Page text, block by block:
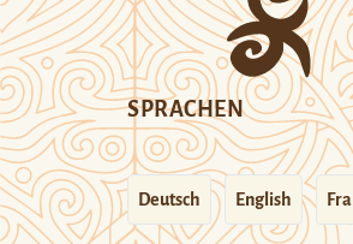
SPRACHEN
Deutsch English